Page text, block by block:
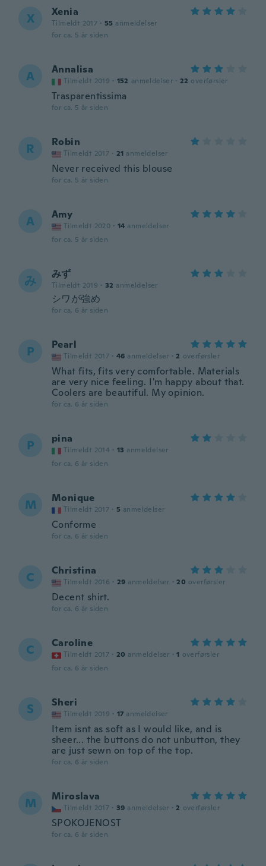
X Xenia
Tilmeldt 2017 · 55 anmeldelser
for ca. 5 år siden
A Annalisa
Tilmeldt 2019 · 152 anmeldelser · 22 overførsler
Trasparentissima
for ca. 5 år siden
R Robin
Tilmeldt 2017 · 21 anmeldelser
Never received this blouse
for ca. 5 år siden
A Amy
Tilmeldt 2020 · 14 anmeldelser
for ca. 5 år siden
み みず
Tilmeldt 2019 · 32 anmeldelser
シワが強め
for ca. 6 år siden
P Pearl
Tilmeldt 2017 · 46 anmeldelser · 2 overførsler
What fits, fits very comfortable. Materials
are very nice feeling. I'm happy about that.
Coolers are beautiful. My opinion.
for ca. 6 år siden
P pina
Tilmeldt 2014 · 13 anmeldelser
for ca. 6 år siden
M Monique
Tilmeldt 2017 · 5 anmeldelser
Conforme
for ca. 6 år siden
C Christina
Tilmeldt 2016 · 29 anmeldelser · 20 overførsler
Decent shirt.
for ca. 6 år siden
C Caroline
Tilmeldt 2017 · 20 anmeldelser · 1 overførsler
for ca. 6 år siden
S Sheri
Tilmeldt 2019 · 17 anmeldelser
Item isnt as soft as I would like, and is
sheer... the buttons do not unbutton, they
are just sewn on top of the top.
for ca. 6 år siden
M Miroslava
Tilmeldt 2017 · 39 anmeldelser · 2 overførsler
SPOKOJENOST
for ca. 6 år siden